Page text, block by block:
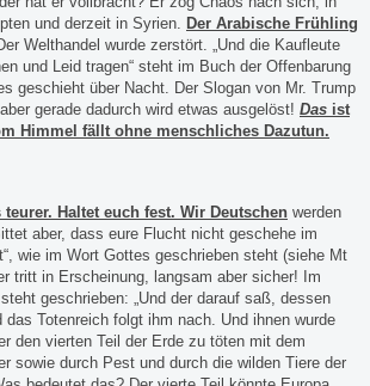
und derzeit in Syrien.
Der Arabische Frühling
Welthandel wurde zerstört. „Und die Kaufleute
und Leid tragen“ steht im Buch der Offenbarung
geschieht über Nacht. Der Slogan von Mr. Trump
gerade dadurch wird etwas ausgelöst! Das ist
Himmel fällt ohne menschliches Dazutun.
Haltet euch fest. Wir Deutschen werden
aber, dass eure Flucht nicht geschehe im
wie im Wort Gottes geschrieben steht (siehe Mt
tritt in Erscheinung, langsam aber sicher! Im
geschrieben: „Und der darauf saß, dessen
das Totenreich folgt ihm nach. Und ihnen wurde
den vierten Teil der Erde zu töten mit dem
sowie durch Pest und durch die wilden Tiere der